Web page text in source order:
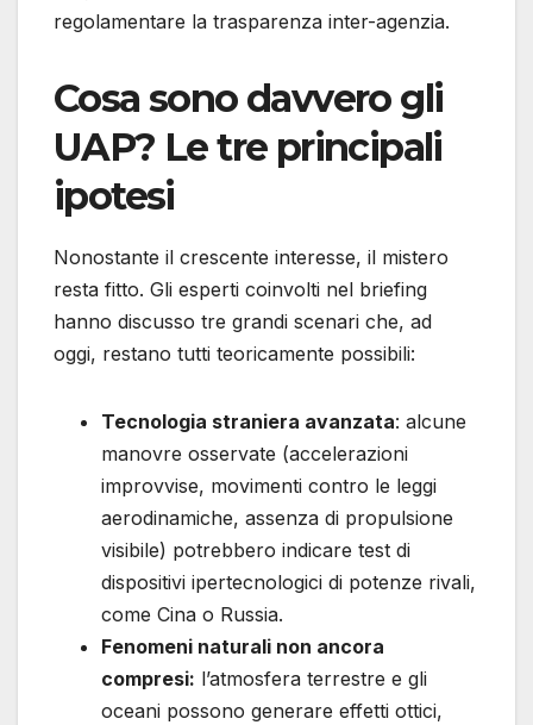
regolamentare la trasparenza inter-agenzia.
Cosa sono davvero gli
UAP? Le tre principali
ipotesi
Nonostante il crescente interesse, il mistero
resta fitto. Gli esperti coinvolti nel briefing
hanno discusso tre grandi scenari che, ad
oggi, restano tutti teoricamente possibili:
Tecnologia straniera avanzata: alcune
manovre osservate (accelerazioni
improvvise, movimenti contro le leggi
aerodinamiche, assenza di propulsione
visibile) potrebbero indicare test di
dispositivi ipertecnologici di potenze rivali,
come Cina o Russia.
Fenomeni naturali non ancora
compresi: l’atmosfera terrestre e gli
oceani possono generare effetti ottici,